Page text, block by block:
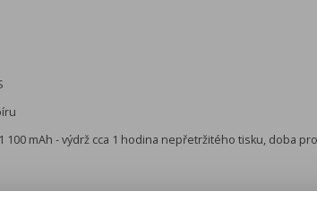
100 mAh - výdrž cca 1 hodina nepřetržitého tisku, doba